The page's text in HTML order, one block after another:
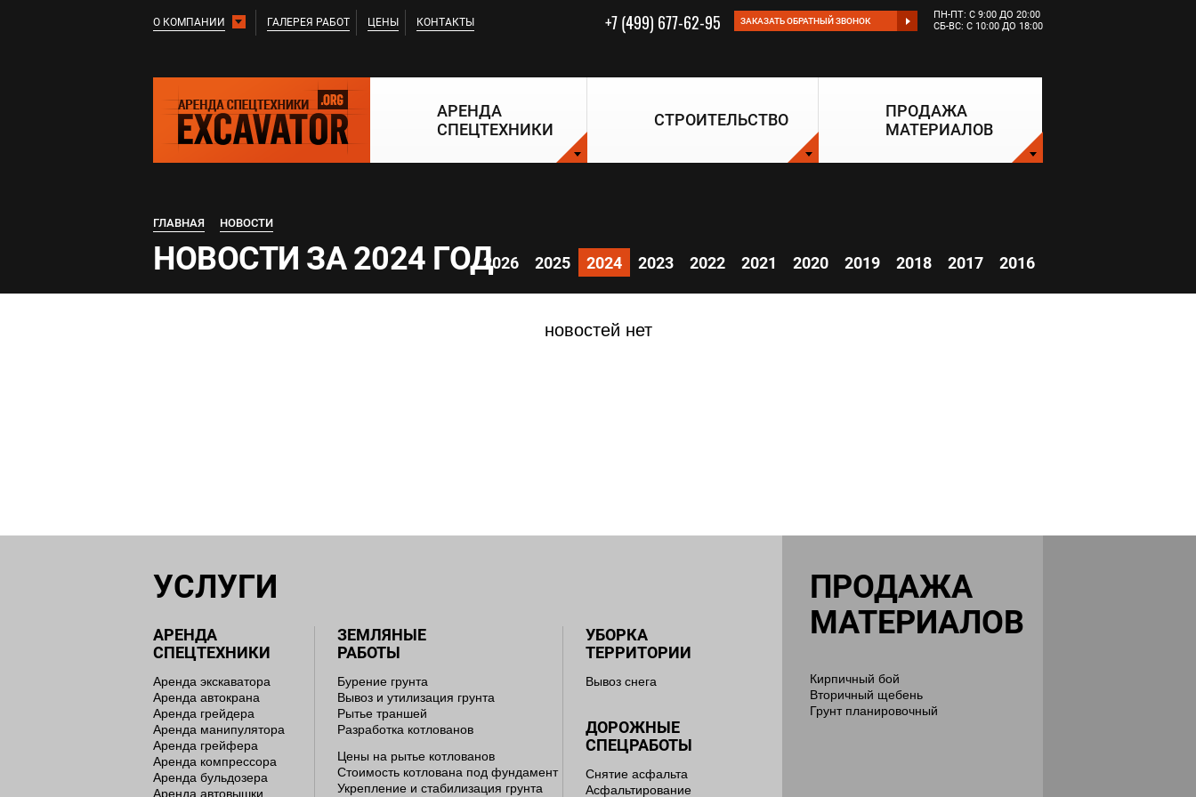
О КОМПАНИИ ГАЛЕРЕЯ РАБОТ ЦЕНЫ КОНТАКТЫ
ПН-ПТ: С 9:00 ДО 20:00
СБ-ВС: С 10:00 ДО 18:00
ЗАКАЗАТЬ ОБРАТНЫЙ ЗВОНОК
+7 (499) 677-62-95
АРЕНДА
СПЕЦТЕХНИКИ
СТРОИТЕЛЬСТВО
ПРОДАЖА
МАТЕРИАЛОВ
ГЛАВНАЯ НОВОСТИ
НОВОСТИ ЗА 2024 ГОД2026 2025 2024 2023 2022 2021 2020 2019 2018 2017 2016
новостей нет
УСЛУГИ
АРЕНДА
СПЕЦТЕХНИКИ
Аренда экскаватора
Аренда автокрана
Аренда грейдера
Аренда манипулятора
Аренда грейфера
Аренда компрессора
Аренда бульдозера
Аренда автовышки
ЗЕМЛЯНЫЕ
РАБОТЫ
Бурение грунта
Вывоз и утилизация грунта
Рытье траншей
Разработка котлованов
Цены на рытье котлованов
Стоимость котлована под фундамент
Укрепление и стабилизация грунта
УБОРКА
ТЕРРИТОРИИ
Вывоз снега
ДОРОЖНЫЕ
СПЕЦРАБОТЫ
Снятие асфальта
Асфальтирование
ПРОДАЖА
МАТЕРИАЛОВ
Кирпичный бой
Вторичный щебень
Грунт планировочный